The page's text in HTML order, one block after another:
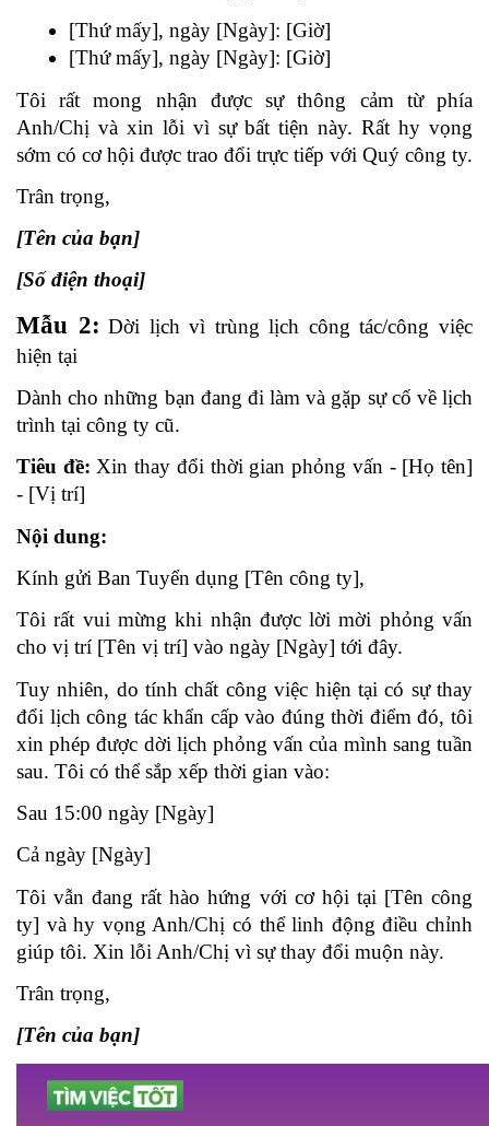
[Thứ mấy], ngày [Ngày]: [Giờ]
[Thứ mấy], ngày [Ngày]: [Giờ]
Tôi rất mong nhận được sự thông cảm từ phía
Anh/Chị và xin lỗi vì sự bất tiện này. Rất hy vọng
sớm có cơ hội được trao đổi trực tiếp với Quý công ty.
Trân trọng,
[Tên của bạn]
[Số điện thoại]
Mẫu 2: Dời lịch vì trùng lịch công tác/công việc
hiện tại
Dành cho những bạn đang đi làm và gặp sự cố về lịch
trình tại công ty cũ.
Tiêu đề: Xin thay đổi thời gian phỏng vấn - [Họ tên]
- [Vị trí]
Nội dung:
Kính gửi Ban Tuyển dụng [Tên công ty],
Tôi rất vui mừng khi nhận được lời mời phỏng vấn
cho vị trí [Tên vị trí] vào ngày [Ngày] tới đây.
Tuy nhiên, do tính chất công việc hiện tại có sự thay
đổi lịch công tác khẩn cấp vào đúng thời điểm đó, tôi
xin phép được dời lịch phỏng vấn của mình sang tuần
sau. Tôi có thể sắp xếp thời gian vào:
Sau 15:00 ngày [Ngày]
Cả ngày [Ngày]
Tôi vẫn đang rất hào hứng với cơ hội tại [Tên công
ty] và hy vọng Anh/Chị có thể linh động điều chỉnh
giúp tôi. Xin lỗi Anh/Chị vì sự thay đổi muộn này.
Trân trọng,
[Tên của bạn]